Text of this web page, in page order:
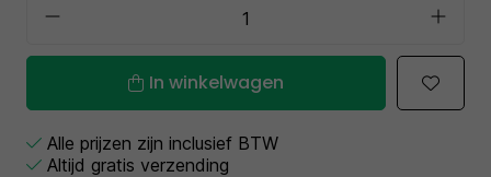
In winkelwagen
Alle prijzen zijn inclusief BTW
Altijd gratis verzending